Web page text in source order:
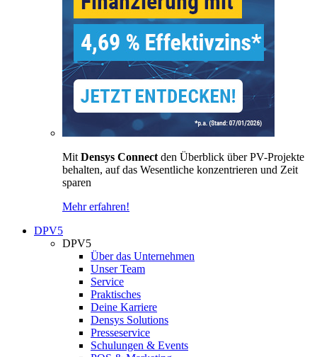
Mit Densys Connect den Überblick über PV-Projekte
behalten, auf das Wesentliche konzentrieren und Zeit
sparen
Mehr erfahren!
DPV5
DPV5
Über das Unternehmen
Unser Team
Service
Praktisches
Deine Karriere
Densys Solutions
Presseservice
Schulungen & Events